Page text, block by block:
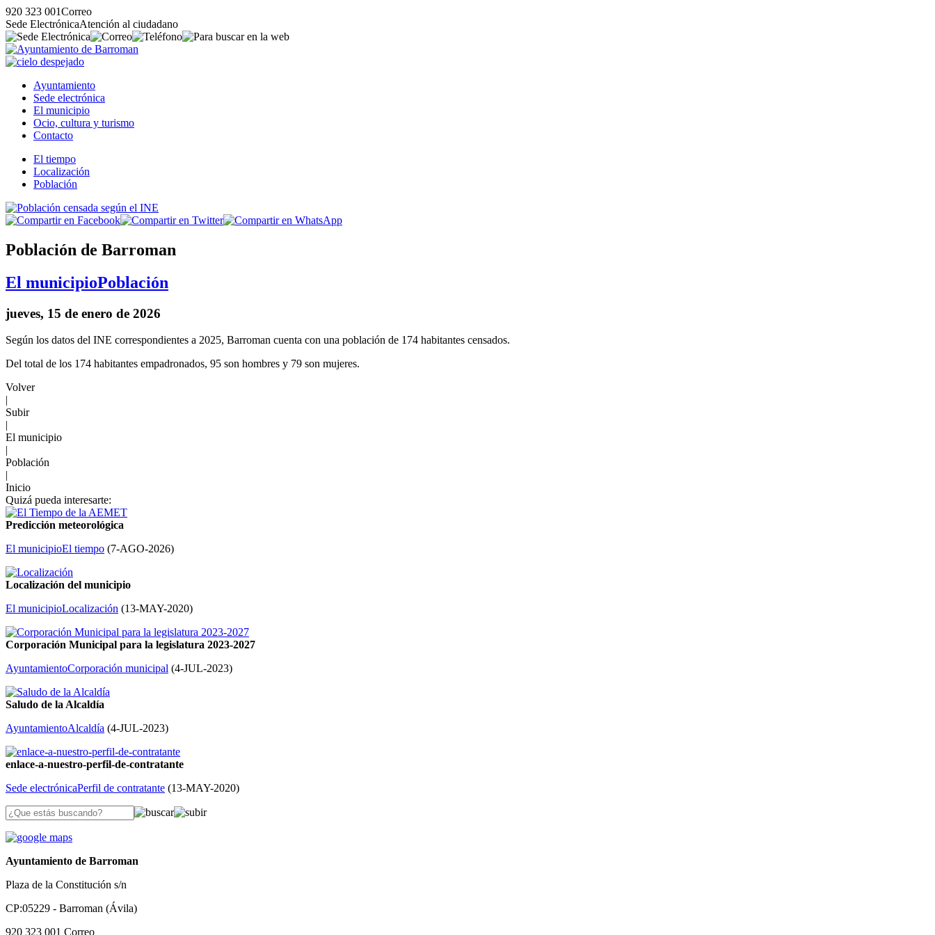
920 323 001Correo
Sede ElectrónicaAtención al ciudadano
Ayuntamiento
Sede electrónica
El municipio
Ocio, cultura y turismo
Contacto
El tiempo
Localización
Población
Población de Barroman
El municipioPoblación
jueves, 15 de enero de 2026
Según los datos del INE correspondientes a 2025, Barroman cuenta con una población de 174 habitantes censados.
Del total de los 174 habitantes empadronados, 95 son hombres y 79 son mujeres.
Volver
|
Subir
|
El municipio
|
Población
|
Inicio
Quizá pueda interesarte:
Predicción meteorológica
El municipioEl tiempo (7-AGO-2026)
Localización del municipio
El municipioLocalización (13-MAY-2020)
Corporación Municipal para la legislatura 2023-2027
AyuntamientoCorporación municipal (4-JUL-2023)
Saludo de la Alcaldía
AyuntamientoAlcaldía (4-JUL-2023)
enlace-a-nuestro-perfil-de-contratante
Sede electrónicaPerfil de contratante (13-MAY-2020)
Ayuntamiento de Barroman
Plaza de la Constitución s/n
CP:05229 - Barroman (Ávila)
920 323 001 Correo